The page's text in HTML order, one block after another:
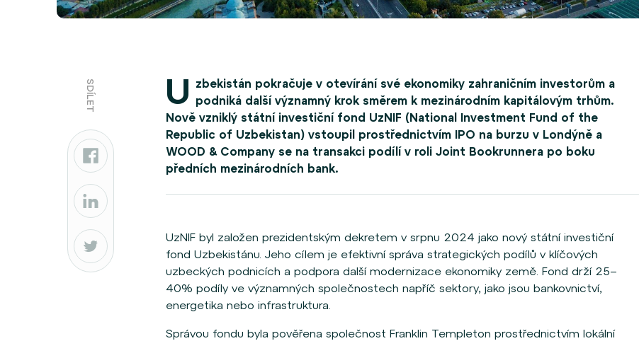
SDÍLET U
zbekistán pokračuje v otevírání své ekonomiky zahraničním investorům a
podniká další významný krok směrem k mezinárodním kapitálovým trhům.
Nově vzniklý státní investiční fond UzNIF (National Investment Fund of the
Republic of Uzbekistan) vstoupil prostřednictvím IPO na burzu v Londýně a
WOOD & Company se na transakci podílí v roli Joint Bookrunnera po boku
předních mezinárodních bank.
UzNIF byl založen prezidentským dekretem v srpnu 2024 jako nový státní investiční
fond Uzbekistánu. Jeho cílem je efektivní správa strategických podílů v klíčových
uzbeckých podnicích a podpora další modernizace ekonomiky země. Fond drží 25–
40% podíly ve významných společnostech napříč sektory, jako jsou bankovnictví,
energetika nebo infrastruktura.
Správou fondu byla pověřena společnost Franklin Templeton prostřednictvím lokální